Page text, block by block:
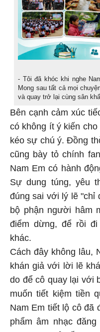
- Tôi đã khóc khi nghe
Mong sau tất cả mọi
và quay trở lại cùng sân
Bên cạnh cảm xúc
có không ít ý kiến
kéo sự chú ý. Đồng
cũng bày tỏ chính
Nam Em có hành
Sự dung túng, yêu
đúng sai với lý lẽ "chỉ
bộ phận người hâm
điểm dừng, để rồi
khác.
Cách đây không lâu,
khán giả với lời lẽ
do để cô quay lại với
muốn tiết kiệm tiền
Nam Em tiết lộ cô đã
phẩm âm nhạc